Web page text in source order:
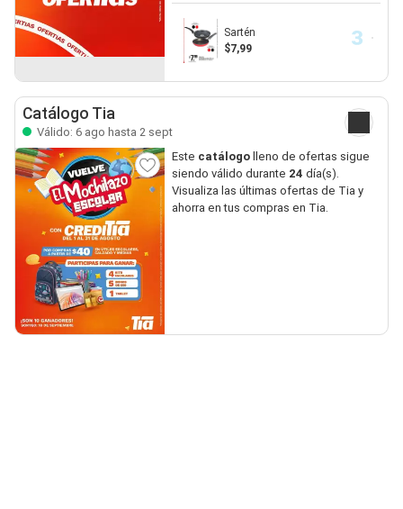
Sartén
$7,99
Catálogo Tia
Válido: 6 ago hasta 2 sept
Este catálogo lleno de ofertas sigue
siendo válido durante 24 día(s).
Visualiza las últimas ofertas de Tia y
ahorra en tus compras en Tia.